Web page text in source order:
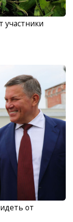
участники
от